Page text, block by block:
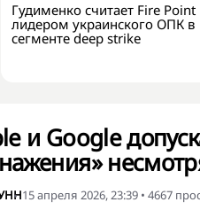
Гудименко считает Fire Point
лидером украинского ОПК в
сегменте deep strike
и Google
15 апреля 2026, 23:39 • 4667